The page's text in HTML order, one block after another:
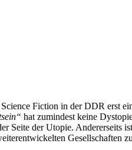
Fiction in der DDR erst
hat zumindest keine
der Utopie. Andererseits
Gesellschaften